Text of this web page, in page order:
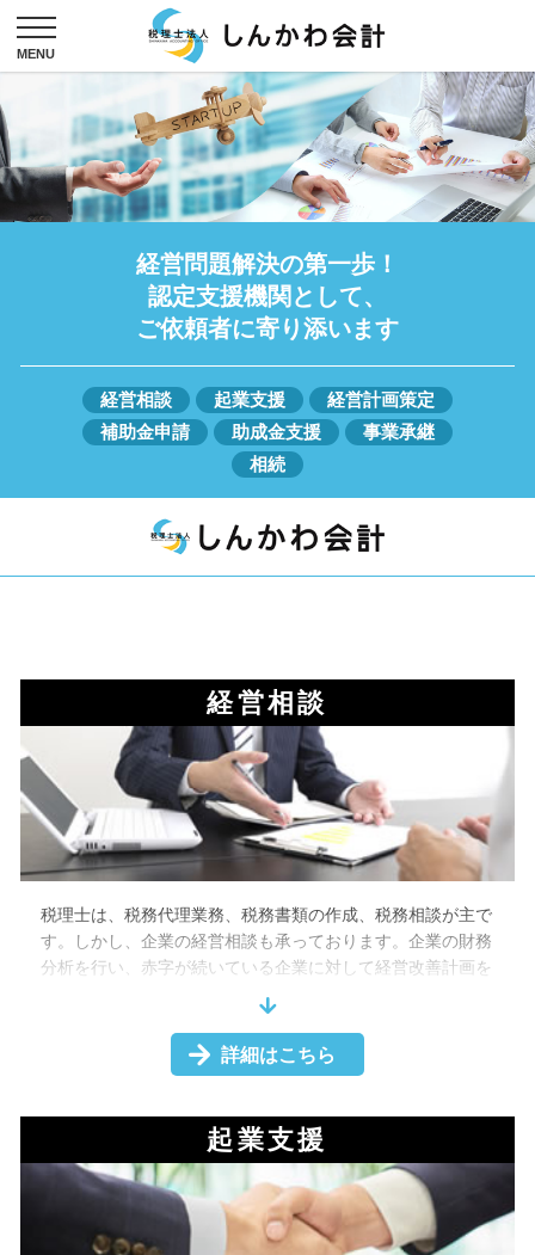
経営問題解決の第一歩！
認定支援機関として、
ご依頼者に寄り添います
経営相談 起業支援
経営計画策定
補助金申請
助成金支援
事業承継
相続
経営相談
税理士は、税務代理業務、税務書類の作成、税務相談が主で
す。しかし、企業の経営相談も承っております。企業の財務
分析を行い、赤字が続いている企業に対して経営改善計画を
作成したり、融資を受けるための事業計画書の作成もしたり
現状の問題や解決方法などについて、説得力のある計画書を
作成することで、融資を受けやすくすることができます。ま
その指導や助言のもと、中小企業経営力強化資金の融資を受
けることもできます。そして、事業承継やM＆Aのお手伝い
もすることができます。
経営相談に関しても、ぜひ税理士にご相談ください。お待ち
詳細はこちら
起業支援